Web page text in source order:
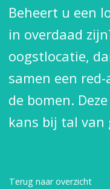
Beheert u een
in overdaad
oogstlocatie,
samen een
de bomen.
kans bij tal
Terug naar overzicht